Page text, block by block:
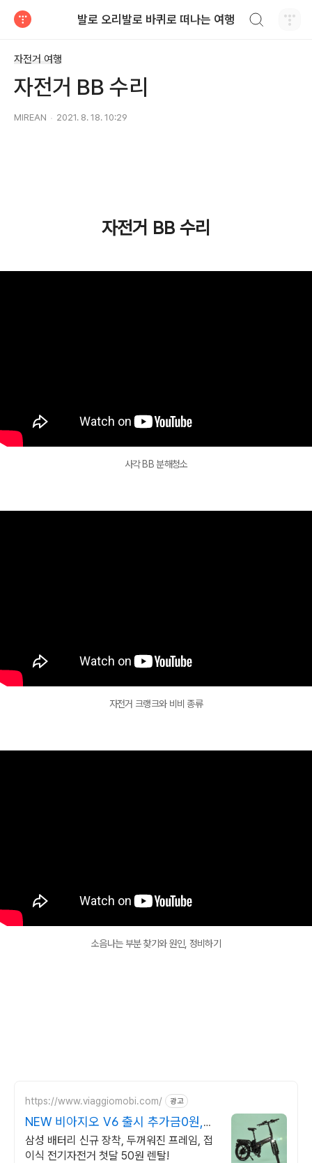
발로 오리발로 바퀴로 떠나는 여행
자전거 여행
자전거 BB 수리
MIREAN 2021. 8. 18. 10:29
자전거 BB 수리
사각 BB 분해청소
자전거 크랭크와 비비 종류
소음나는 부분 찾기와 원인, 정비하기
https://www.viaggiomobi.com/ 광고
NEW 비아지오 V6 출시 추가금0원,
출퇴근자전거마련
삼성 배터리 신규 장착, 두꺼워진 프레임, 접
이식 전기자전거 첫달 50원 렌탈!